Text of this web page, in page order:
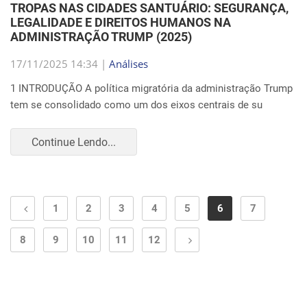
TROPAS NAS CIDADES SANTUÁRIO: SEGURANÇA,
LEGALIDADE E DIREITOS HUMANOS NA
ADMINISTRAÇÃO TRUMP (2025)
17/11/2025 14:34 | Análises
1 INTRODUÇÃO A política migratória da administração Trump
tem se consolidado como um dos eixos centrais de su
Continue Lendo...
1 2 3 4 5 6 7
8 9 10 11 12